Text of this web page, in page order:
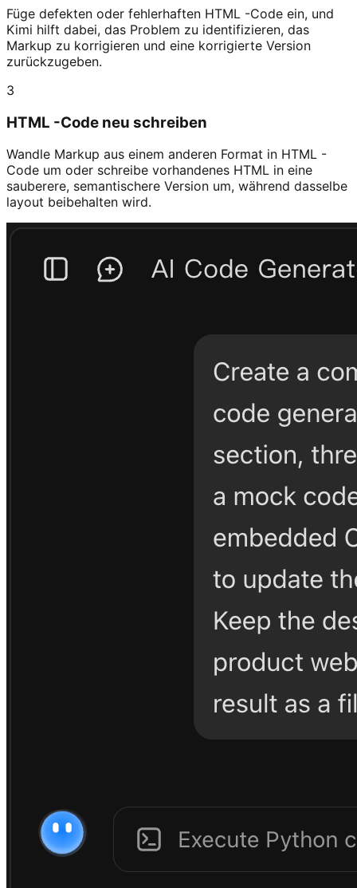
Füge defekten oder fehlerhaften HTML -Code ein, und
Kimi hilft dabei, das Problem zu identifizieren, das
Markup zu korrigieren und eine korrigierte Version
zurückzugeben.
3
HTML -Code neu schreiben
Wandle Markup aus einem anderen Format in HTML -
Code um oder schreibe vorhandenes HTML in eine
sauberere, semantischere Version um, während dasselbe
layout beibehalten wird.